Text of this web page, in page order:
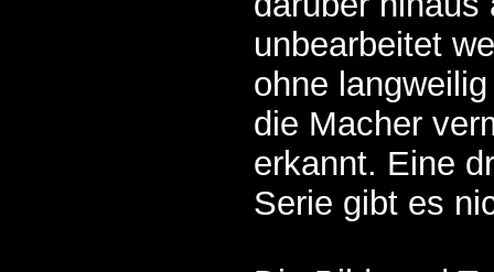
unbearbeitet
ohne
die Macher
erkannt. Eine
Serie gibt es